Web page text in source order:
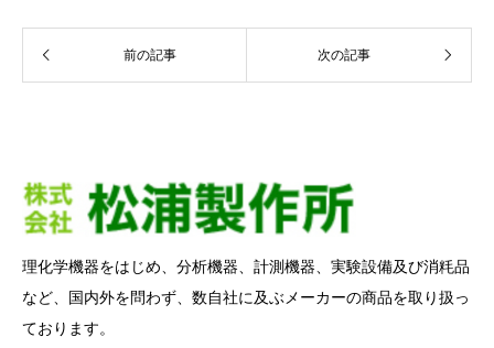
前の記事 次の記事
理化学機器をはじめ、分析機器、計測機器、実験設備及び消粍品
など、国内外を問わず、数自社に及ぶメーカーの商品を取り扱っ
ております。